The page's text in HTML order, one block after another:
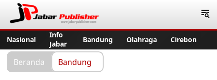
Nasional
Info
Jabar
Bandung Olahraga Cirebon
Beranda Bandung